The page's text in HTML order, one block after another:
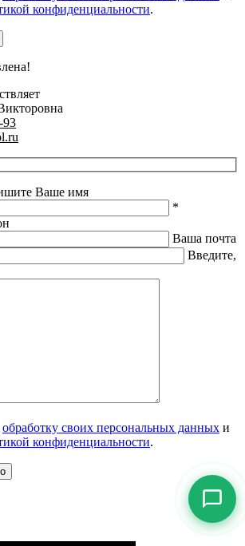
конфиденциальности.
93
Ваше имя
*
Ваша почта
Введите,
обработку своих персональных данных и
конфиденциальности.